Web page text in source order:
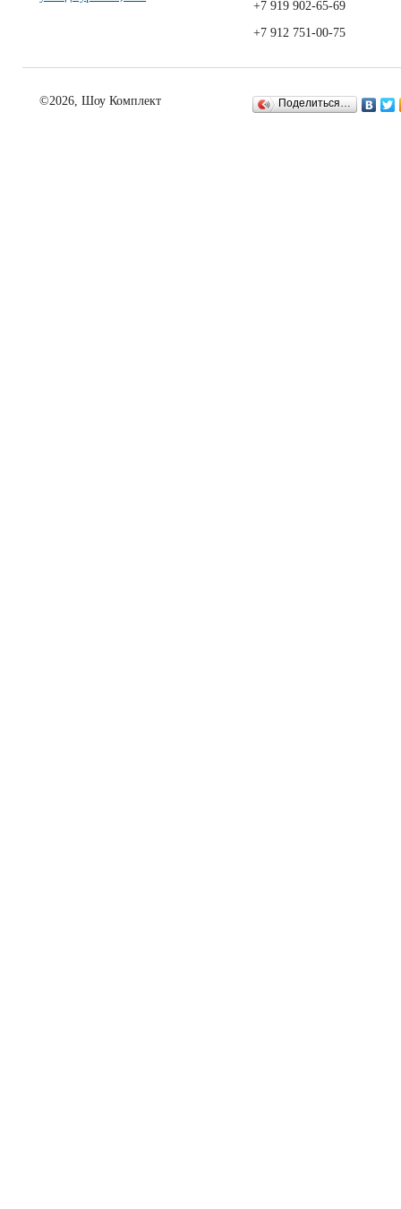
+7 919 902-65-69
+7 912 751-00-75
©2026, Шоу Комплект Поделиться…